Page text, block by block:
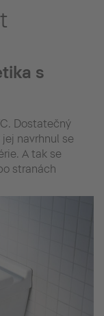
s
Dostatečný
navrhnul se
A tak se
stranách